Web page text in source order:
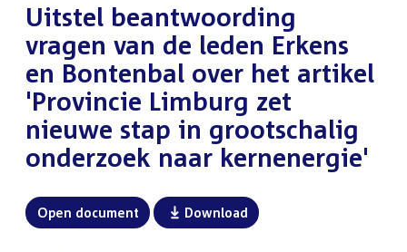
:Uitstel beantwoording
vragen van de leden Erkens
en Bontenbal over het artikel
'Provincie Limburg zet
nieuwe stap in grootschalig
onderzoek naar kernenergie'
Open document Download